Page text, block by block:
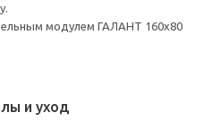
модулем ГАЛАНТ 160x80
и уход